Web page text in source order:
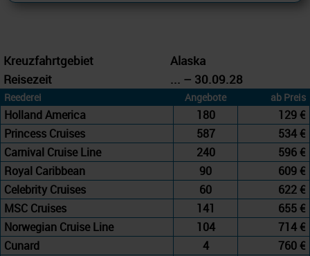
Kreuzfahrtgebiet
Alaska
Reisezeit
... – 30.09.28
Reederei Angebote ab Preis
Holland America 180
129 €
Princess Cruises
587
534 €
Carnival Cruise Line
240
596 €
Royal Caribbean
90
609 €
Celebrity Cruises
60
622 €
MSC Cruises
141
655 €
Norwegian Cruise Line
104
714 €
Cunard
4
760 €